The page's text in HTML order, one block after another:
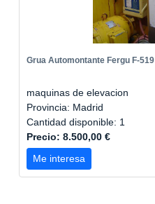
Grua Automontante Fergu F-519
maquinas de elevacion
Provincia: Madrid
Cantidad disponible: 1
Precio: 8.500,00 €
Me interesa